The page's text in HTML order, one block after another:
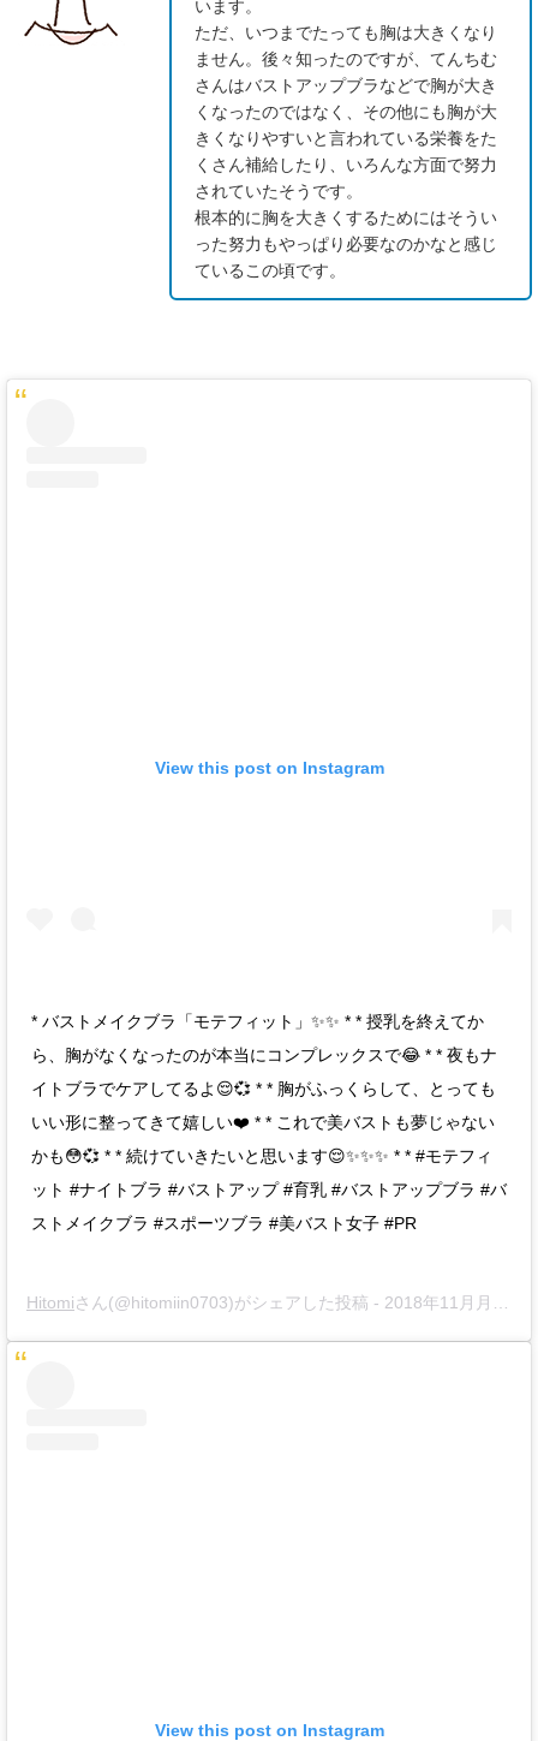
います。
ただ、いつまでたっても胸は大きくなり
ません。後々知ったのですが、てんちむ
さんはバストアップブラなどで胸が大き
くなったのではなく、その他にも胸が大
きくなりやすいと言われている栄養をた
くさん補給したり、いろんな方面で努力
されていたそうです。
根本的に胸を大きくするためにはそうい
った努力もやっぱり必要なのかなと感じ
ているこの頃です。
View this post on Instagram
* バストメイクブラ「モテフィット」✨✨ * * 授乳を終えてか
ら、胸がなくなったのが本当にコンプレックスで😂 * * 夜もナ
イトブラでケアしてるよ😌💞 * * 胸がふっくらして、とっても
いい形に整ってきて嬉しい❤️ * * これで美バストも夢じゃない
かも😳💞 * * 続けていきたいと思います😌✨✨✨ * * #モテフィ
ット #ナイトブラ #バストアップ #育乳 #バストアップブラ #バ
ストメイクブラ #スポーツブラ #美バスト女子 #PR
Hitomiさん(@hitomiin0703)がシェアした投稿 - 2018年11月月11日午前2時53分PST
View this post on Instagram